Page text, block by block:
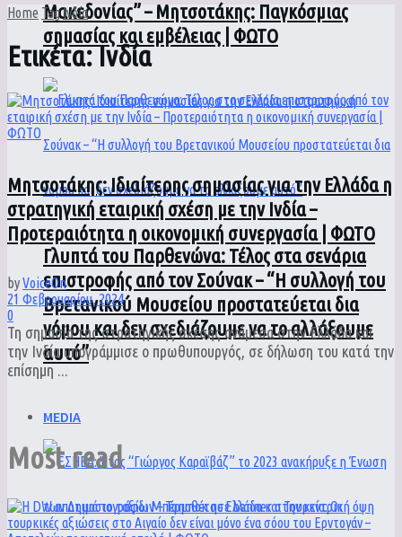
Μακεδονίας” – Μητσοτάκης: Παγκόσμιας
σημασίας και εμβέλειας | ΦΩΤΟ
Γλυπτά του Παρθενώνα: Τέλος στα σενάρια
επιστροφής από τον Σούνακ – “Η συλλογή του
Βρετανικού Μουσείου προστατεύεται δια
νόμου και δεν σχεδιάζουμε να το αλλάξουμε
αυτό”
MEDIA
Home TagΙνδία
Ετικέτα:Ινδία
Μητσοτάκης: Ιδιαίτερης σημασίας για την Ελλάδα η
στρατηγική εταιρική σχέση με την Ινδία –
Προτεραιότητα η οικονομική συνεργασία | ΦΩΤΟ
byVoiceOn
21 Φεβρουαρίου, 2024
0
Τη σημασία της στρατηγικής σχέσης ανάμεσα στην Ελλάδα και
την Ινδία υπογράμμισε ο πρωθυπουργός, σε δήλωση του κατά την
επίσημη ...
Most read